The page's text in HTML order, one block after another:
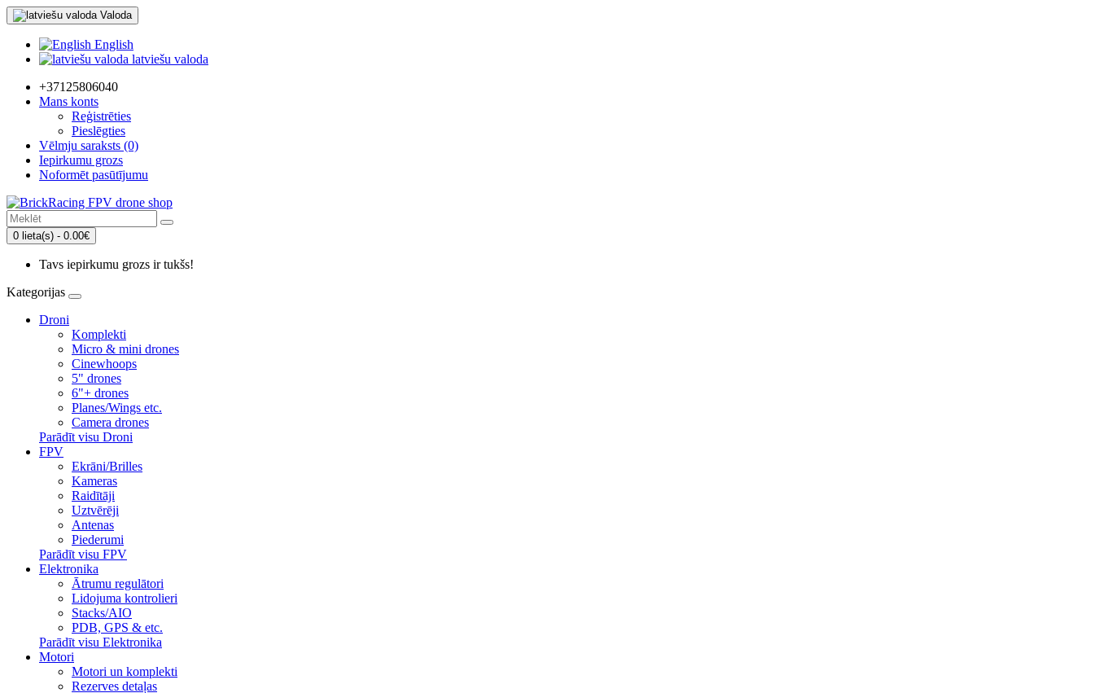
Valoda
English
latviešu valoda
+37125806040
Mans konts
Reģistrēties
Pieslēgties
Vēlmju saraksts (0)
Iepirkumu grozs
Noformēt pasūtījumu
0 lieta(s) - 0.00€
Tavs iepirkumu grozs ir tukšs!
Kategorijas
Droni
Komplekti
Micro & mini drones
Cinewhoops
5" drones
6"+ drones
Planes/Wings etc.
Camera drones
Parādīt visu Droni
FPV
Ekrāni/Brilles
Kameras
Raidītāji
Uztvērēji
Antenas
Piederumi
Parādīt visu FPV
Elektronika
Ātrumu regulātori
Lidojuma kontrolieri
Stacks/AIO
PDB, GPS & etc.
Parādīt visu Elektronika
Motori
Motori un komplekti
Rezerves detaļas